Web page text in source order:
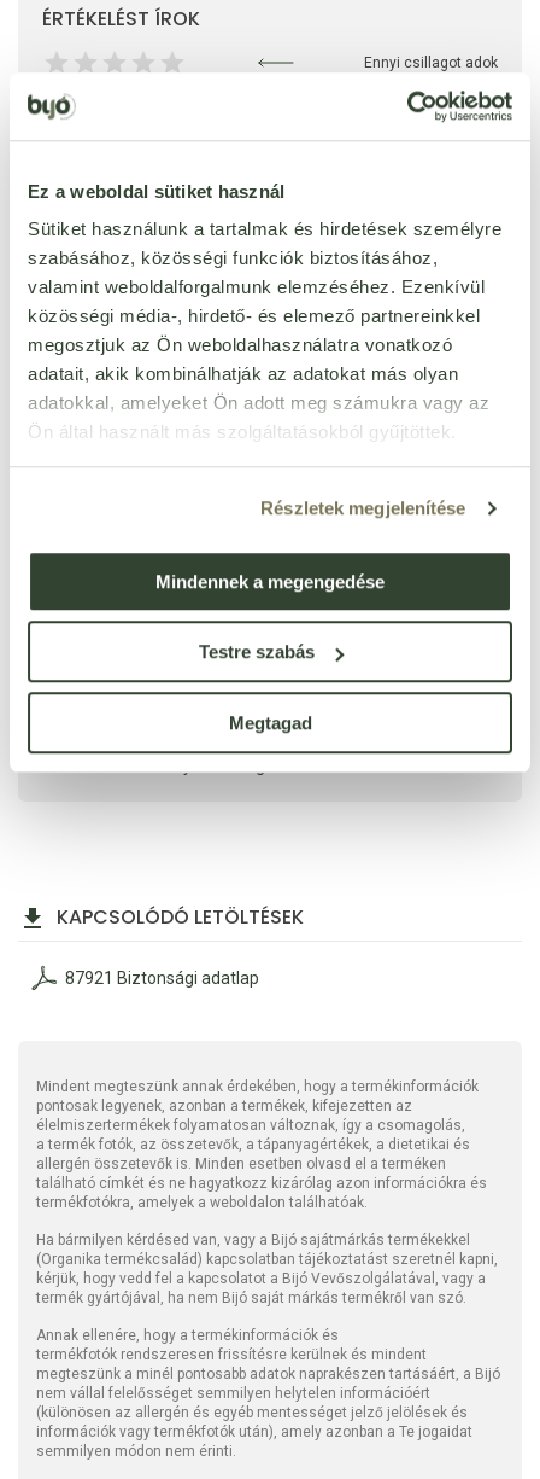
Ez a weboldal sütiket használ
Sütiket használunk a tartalmak és hirdetések személyre
szabásához, közösségi funkciók biztosításához,
valamint weboldalforgalmunk elemzéséhez. Ezenkívül
közösségi média-, hirdető- és elemező partnereinkkel
megosztjuk az Ön weboldalhasználatra vonatkozó
adatait, akik kombinálhatják az adatokat más olyan
adatokkal, amelyeket Ön adott meg számukra vagy az
Ön által használt más szolgáltatásokból gyűjtöttek.
Részletek megjelenítése
Mindennek a megengedése
Testre szabás
Megtagad
ÉRTÉKELÉST ÍROK
Ennyi csillagot adok
Kérlek, értékeld a vásárolt terméket, 1-5 -ös skálán, ahol 5 a
legjobb érték. Irreleváns, spam és trágár értékelések esetén
KAPCSOLÓDÓ LETÖLTÉSEK
87921 Biztonsági adatlap
Mindent megteszünk annak érdekében, hogy a termékinformációk
pontosak legyenek, azonban a termékek, kifejezetten az
élelmiszertermékek folyamatosan változnak, így a csomagolás,
a termék fotók, az összetevők, a tápanyagértékek, a dietetikai és
allergén összetevők is. Minden esetben olvasd el a terméken
található címkét és ne hagyatkozz kizárólag azon információkra és
termékfotókra, amelyek a weboldalon találhatóak.
Ha bármilyen kérdésed van, vagy a Bijó sajátmárkás termékekkel
(Organika termékcsalád) kapcsolatban tájékoztatást szeretnél kapni,
kérjük, hogy vedd fel a kapcsolatot a Bijó Vevőszolgálatával, vagy a
termék gyártójával, ha nem Bijó saját márkás termékről van szó.
Annak ellenére, hogy a termékinformációk és
termékfotók rendszeresen frissítésre kerülnek és mindent
megteszünk a minél pontosabb adatok naprakészen tartásáért, a Bijó
nem vállal felelősséget semmilyen helytelen információért
(különösen az allergén és egyéb mentességet jelző jelölések és
információk vagy termékfotók után), amely azonban a Te jogaidat
semmilyen módon nem érinti.